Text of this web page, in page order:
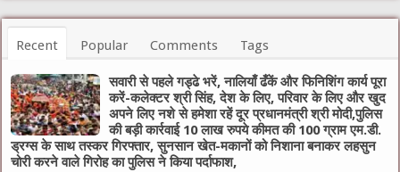
Recent Popular Comments Tags
सवारी से पहले गड्ढे भरें, नालियाँ ढँकें और फिनिशिंग कार्य पूरा
करें-कलेक्टर श्री सिंह, देश के लिए, परिवार के लिए और खुद
अपने लिए नशे से हमेशा रहें दूर प्रधानमंत्री श्री मोदी,पुलिस
की बड़ी कार्रवाई 10 लाख रुपये कीमत की 100 ग्राम एम.डी.
ड्रग्स के साथ तस्कर गिरफ्तार, सुनसान खेत-मकानों को निशाना बनाकर लहसुन
चोरी करने वाले गिरोह का पुलिस ने किया पर्दाफाश,